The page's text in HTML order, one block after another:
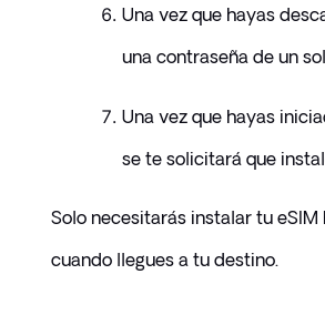
Una vez que hayas
una contraseña de un
Una vez que hayas
se te solicitará que
Solo necesitarás instalar tu
cuando llegues a tu destino.